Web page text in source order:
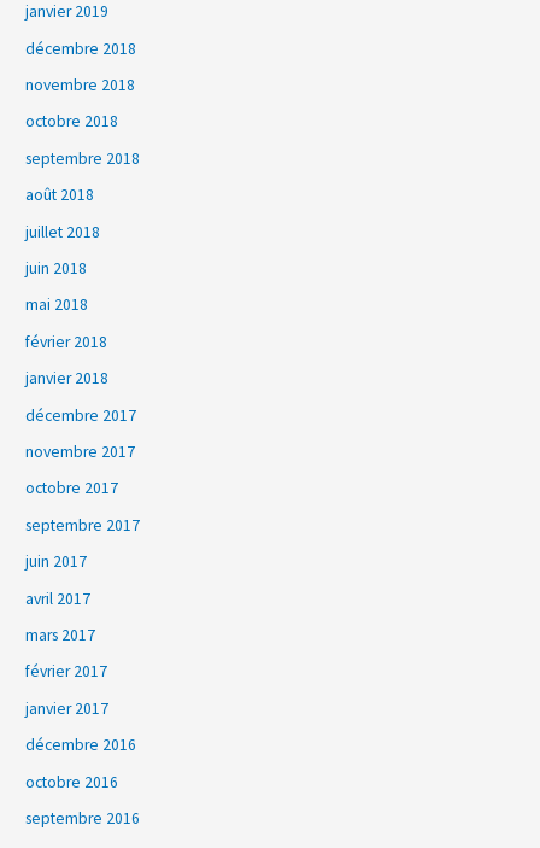
janvier 2019
décembre 2018
novembre 2018
octobre 2018
septembre 2018
août 2018
juillet 2018
juin 2018
mai 2018
février 2018
janvier 2018
décembre 2017
novembre 2017
octobre 2017
septembre 2017
juin 2017
avril 2017
mars 2017
février 2017
janvier 2017
décembre 2016
octobre 2016
septembre 2016